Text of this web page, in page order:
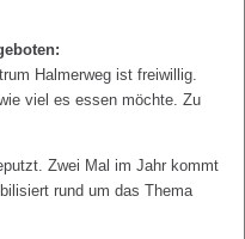
Halmerweg ist freiwillig.
viel es essen möchte. Zu
Zwei Mal im Jahr kommt
rund um das Thema